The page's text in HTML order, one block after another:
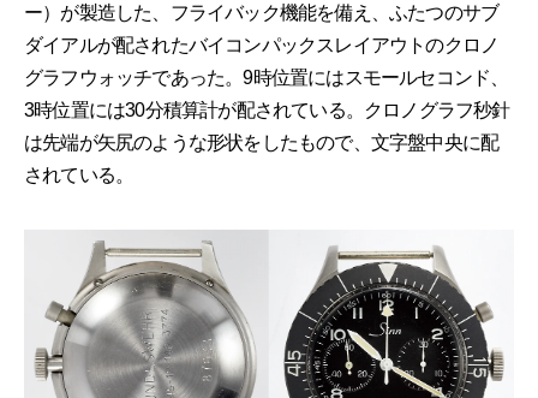
ー）が製造した、フライバック機能を備え、ふたつのサブ
ダイアルが配されたバイコンパックスレイアウトのクロノ
グラフウォッチであった。9時位置にはスモールセコンド、
3時位置には30分積算計が配されている。クロノグラフ秒針
は先端が矢尻のような形状をしたもので、文字盤中央に配
されている。